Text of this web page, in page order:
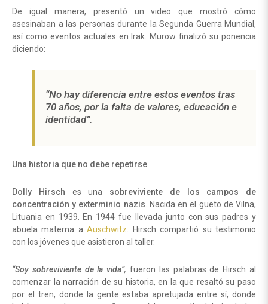
De igual manera, presentó un video que mostró cómo
asesinaban a las personas durante la Segunda Guerra Mundial,
así como eventos actuales en Irak. Murow finalizó su ponencia
diciendo:
“No hay diferencia entre estos eventos tras
70 años, por la falta de valores, educación e
identidad”.
Una historia que no debe repetirse
Dolly Hirsch es una sobreviviente de los campos de
concentración y exterminio nazis . Nacida en el gueto de Vilna,
Lituania en 1939. En 1944 fue llevada junto con sus padres y
abuela materna aAuschwitz . Hirsch compartió su testimonio
con los jóvenes que asistieron al taller.
“Soy sobreviviente de la vida”,fueron las palabras de Hirsch al
comenzar la narración de su historia, en la que resaltó su paso
por el tren, donde la gente estaba apretujada entre sí, donde